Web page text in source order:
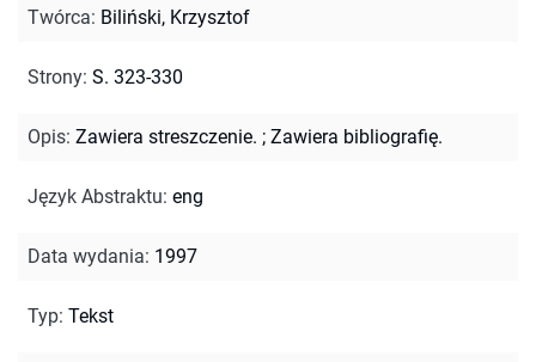
Twórca: Biliński, Krzysztof
Strony: S. 323-330
Opis: Zawiera streszczenie. ; Zawiera bibliografię.
Język Abstraktu: eng
Data wydania: 1997
Typ: Tekst